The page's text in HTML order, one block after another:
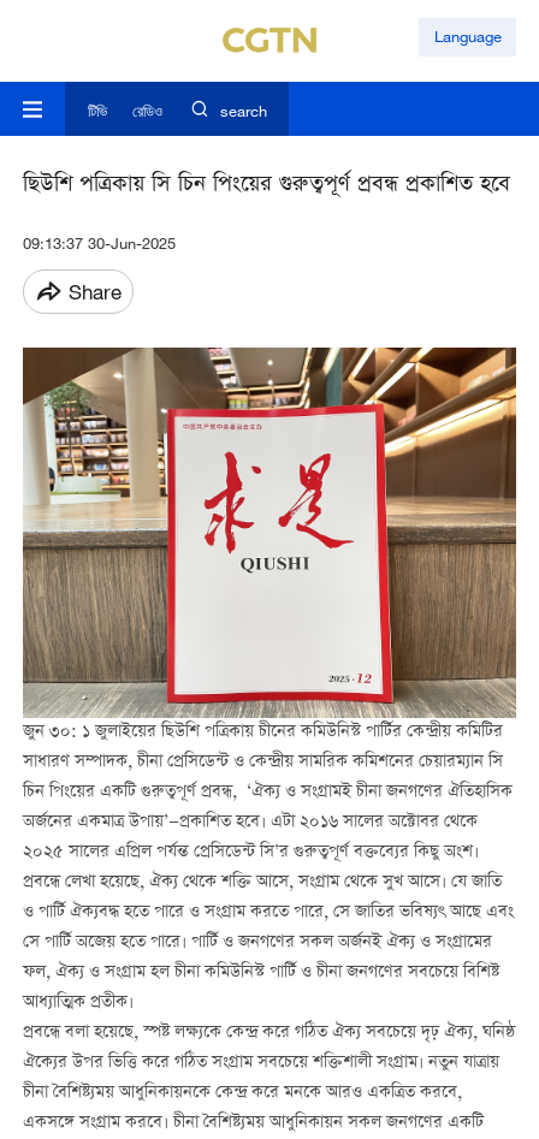
Language
টিভি রেডিও search
ছিউশি পত্রিকায় সি চিন পিংয়ের গুরুত্বপূর্ণ প্রবন্ধ প্রকাশিত হবে
09:13:37 30-Jun-2025
Share
জুন ৩০: ১ জুলাইয়ের ছিউশি পত্রিকায় চীনের কমিউনিস্ট পার্টির কেন্দ্রীয় কমিটির
সাধারণ সম্পাদক, চীনা প্রেসিডেন্ট ও কেন্দ্রীয় সামরিক কমিশনের চেয়ারম্যান সি
চিন পিংয়ের একটি গুরুত্বপূর্ণ প্রবন্ধ, ‘ঐক্য ও সংগ্রামই চীনা জনগণের ঐতিহাসিক
অর্জনের একমাত্র উপায়’—প্রকাশিত হবে। এটা ২০১৬ সালের অক্টোবর থেকে
২০২৫ সালের এপ্রিল পর্যন্ত প্রেসিডেন্ট সি’র গুরুত্বপূর্ণ বক্তব্যের কিছু অংশ।
প্রবন্ধে লেখা হয়েছে, ঐক্য থেকে শক্তি আসে, সংগ্রাম থেকে সুখ আসে। যে জাতি
ও পার্টি ঐক্যবদ্ধ হতে পারে ও সংগ্রাম করতে পারে, সে জাতির ভবিষ্যৎ আছে এবং
সে পার্টি অজেয় হতে পারে। পার্টি ও জনগণের সকল অর্জনই ঐক্য ও সংগ্রামের
ফল, ঐক্য ও সংগ্রাম হল চীনা কমিউনিস্ট পার্টি ও চীনা জনগণের সবচেয়ে বিশিষ্ট
আধ্যাত্মিক প্রতীক।
প্রবন্ধে বলা হয়েছে, স্পষ্ট লক্ষ্যকে কেন্দ্র করে গঠিত ঐক্য সবচেয়ে দৃঢ় ঐক্য, ঘনিষ্ঠ
ঐক্যের উপর ভিত্তি করে গঠিত সংগ্রাম সবচেয়ে শক্তিশালী সংগ্রাম। নতুন যাত্রায়
চীনা বৈশিষ্ট্যময় আধুনিকায়নকে কেন্দ্র করে মনকে আরও একত্রিত করবে,
একসঙ্গে সংগ্রাম করবে। চীনা বৈশিষ্ট্যময় আধুনিকায়ন সকল জনগণের একটি